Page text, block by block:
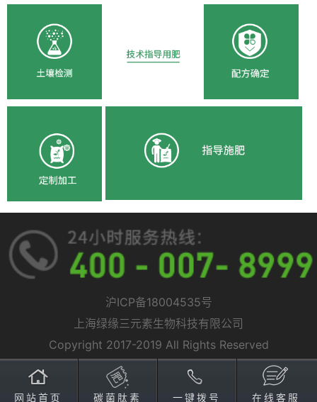
沪ICP备18004535号
上海绿缘三元素生物科技有限公司
Copyright 2017-2019 All Rights Reserved
网站首页 碳菌肽素 一键拨号 在线客服